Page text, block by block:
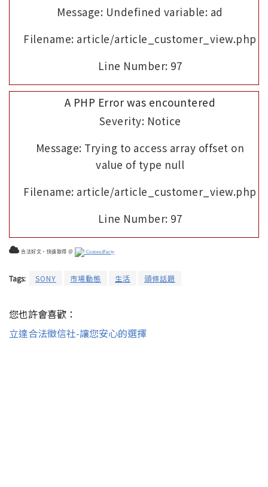
Message: Undefined variable: ad
Filename: article/article_customer_view.php
Line Number: 97
A PHP Error was encountered
Severity: Notice
Message: Trying to access array offset on
value of type null
Filename: article/article_customer_view.php
Line Number: 97
合法好文，快速取得 ＠ ContentParty
Tags: SONY 市場動態 生活 頭條話題
您也許會喜歡：
立達合法徵信社-讓您安心的選擇